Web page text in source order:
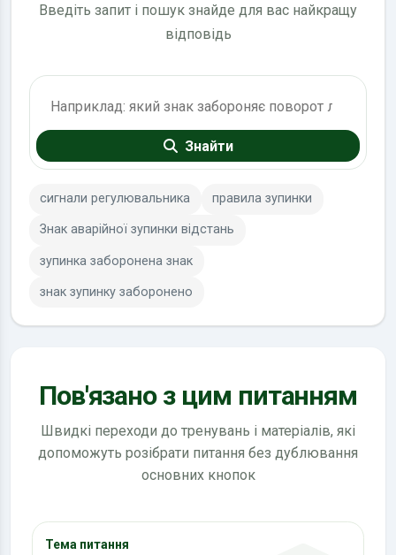
Введіть запит і пошук знайде для вас найкращу
відповідь
Знайти
сигнали регулювальника правила зупинки
Знак аварійної зупинки відстань
зупинка заборонена знак
знак зупинку заборонено
Пов'язано з цим питанням
Швидкі переходи до тренувань і матеріалів, які
допоможуть розібрати питання без дублювання
основних кнопок
Тема питання